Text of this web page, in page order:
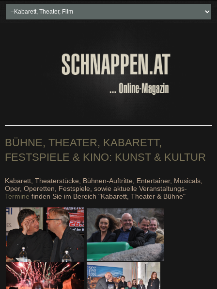
Neueste Beiträge
Soziales & Projekte
Wirtschaft & Politik
BÜHNE, THEATER, KABARETT,
FESTSPIELE & KINO: KUNST & KULTUR
Kabarett, Theaterstücke, Bühnen-Auftritte, Entertainer, Musicals,
Oper, Operetten, Festspiele, sowie aktuelle Veranstaltungs-
Termine finden Sie im Bereich "Kabarett, Theater & Bühne"